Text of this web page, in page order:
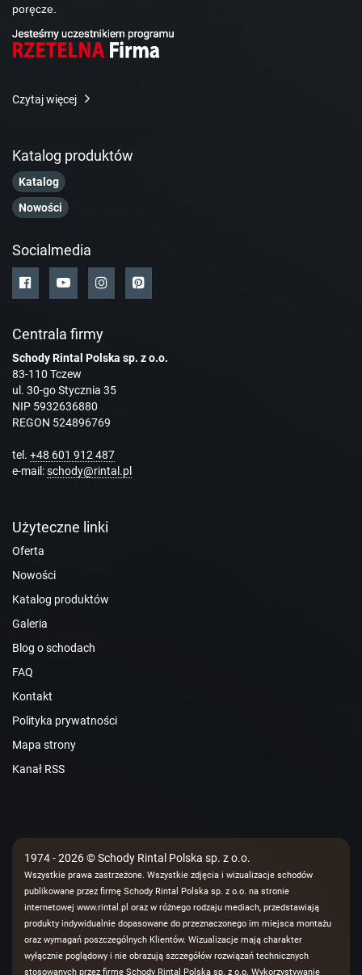
poręcze.
Czytaj więcej
Katalog produktów
Katalog
Nowości
Socialmedia
Centrala firmy
Schody Rintal Polska sp. z o.o.
83-110 Tczew
ul. 30-go Stycznia 35
NIP 5932636880
REGON 524896769
tel. +48 601 912 487
e-mail:schody@rintal.pl
Użyteczne linki
Oferta
Nowości
Katalog produktów
Galeria
Blog o schodach
FAQ
Kontakt
Polityka prywatności
Mapa strony
Kanał RSS
1974 - 2026 © Schody Rintal Polska sp. z o.o.
Wszystkie prawa zastrzeżone. Wszystkie zdjęcia i wizualizacje schodów
publikowane przez firmę Schody Rintal Polska sp. z o.o. na stronie
internetowej www.rintal.pl oraz w różnego rodzaju mediach, przedstawiają
produkty indywidualnie dopasowane do przeznaczonego im miejsca montażu
oraz wymagań poszczególnych Klientów. Wizualizacje mają charakter
wyłącznie poglądowy i nie obrazują szczegółów rozwiązań technicznych
stosowanych przez firmę Schody Rintal Polska sp. z o.o. Wykorzystywanie